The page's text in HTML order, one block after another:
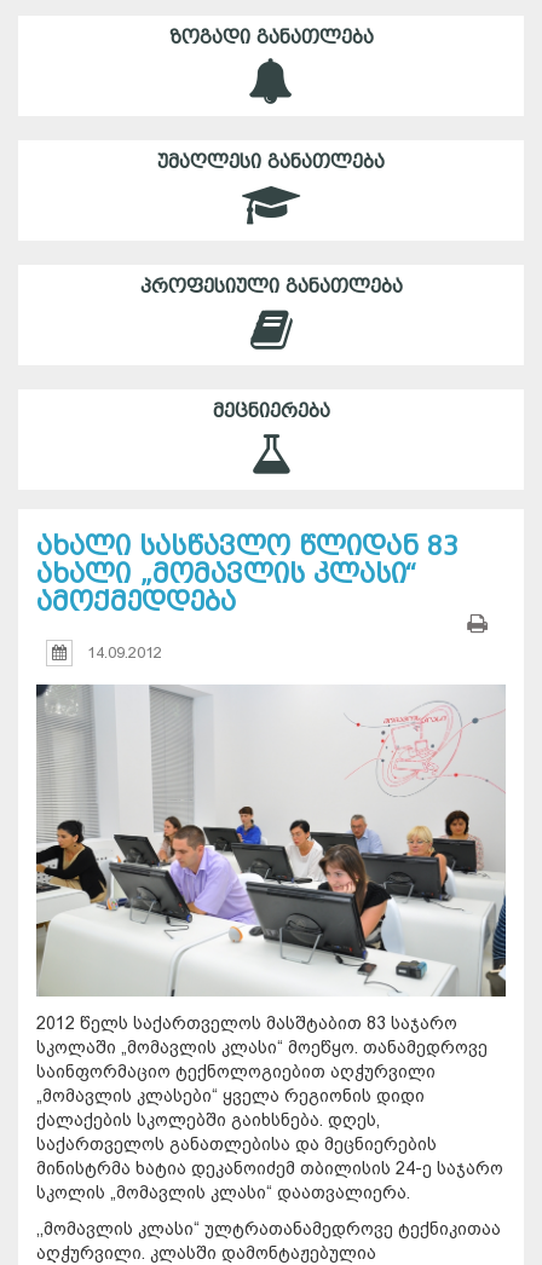
ᲖᲝᲒᲐᲓᲘ ᲒᲐᲜᲐᲗᲚᲔᲑᲐ
ᲣᲛᲐᲦᲚᲔᲡᲘ ᲒᲐᲜᲐᲗᲚᲔᲑᲐ
ᲞᲠᲝᲤᲔᲡᲘᲣᲚᲘ ᲒᲐᲜᲐᲗᲚᲔᲑᲐ
ᲛᲔᲪᲜᲘᲔᲠᲔᲑᲐ
ახალი სასწავლო წლიდან 83
ახალი „მომავლის კლასი“
ამოქმედდება
14.09.2012
2012 წელს საქართველოს მასშტაბით 83 საჯარო
სკოლაში „მომავლის კლასი“ მოეწყო. თანამედროვე
საინფორმაციო ტექნოლოგიებით აღჭურვილი
„მომავლის კლასები“ ყველა რეგიონის დიდი
ქალაქების სკოლებში გაიხსნება. დღეს,
საქართველოს განათლებისა და მეცნიერების
მინისტრმა ხატია დეკანოიძემ თბილისის 24-ე საჯარო
სკოლის „მომავლის კლასი“ დაათვალიერა.
,,მომავლის კლასი“ ულტრათანამედროვე ტექნიკითაა
აღჭურვილი. კლასში დამონტაჟებულია